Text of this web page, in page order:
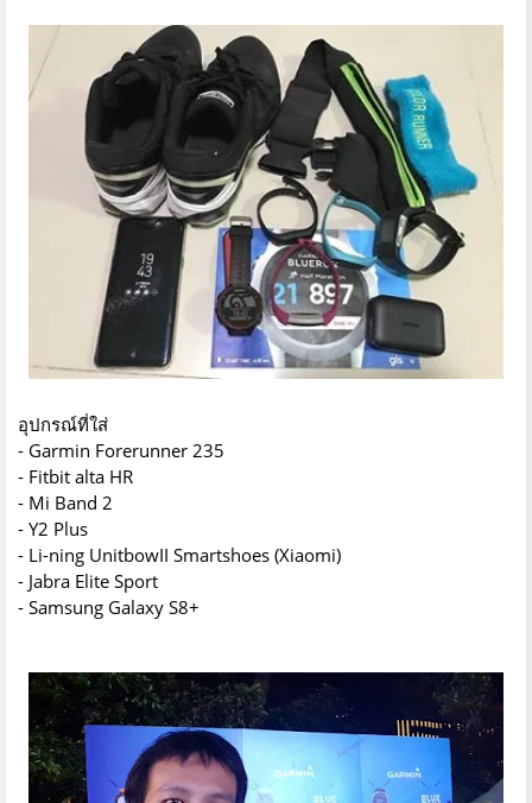
อุปกรณ์ที่ใส่
- Garmin Forerunner 235
- Fitbit alta HR
- Mi Band 2
- Y2 Plus
- Li-ning UnitbowII Smartshoes (Xiaomi)
- Jabra Elite Sport
- Samsung Galaxy S8+